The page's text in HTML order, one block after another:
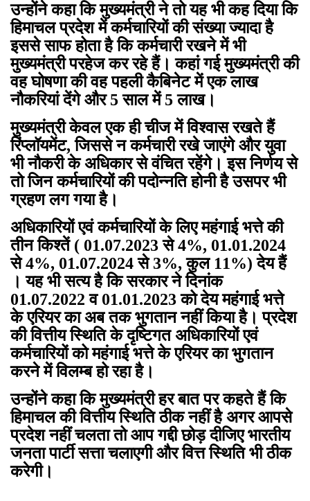
उन्होंने कहा कि मुख्यमंत्री ने तो यह भी कह दिया कि
हिमाचल प्रदेश में कर्मचारियों की संख्या ज्यादा है
इससे साफ होता है कि कर्मचारी रखने में भी
मुख्यमंत्री परहेज कर रहे हैं। कहां गई मुख्यमंत्री की
वह घोषणा की वह पहली कैबिनेट में एक लाख
नौकरियां देंगे और 5 साल में 5 लाख।
मुख्यमंत्री केवल एक ही चीज में विश्वास रखते हैं
रिंप्लॉयमेंट, जिससे न कर्मचारी रखे जाएंगे और युवा
भी नौकरी के अधिकार से वंचित रहेंगे। इस निर्णय से
तो जिन कर्मचारियों की पदोन्नति होनी है उसपर भी
ग्रहण लग गया है।
अधिकारियों एवं कर्मचारियों के लिए महंगाई भत्ते की
तीन किश्तें ( 01.07.2023 से 4%, 01.01.2024
से 4%, 01.07.2024 से 3%, कुल 11%) देय हैं
। यह भी सत्य है कि सरकार ने दिनांक
01.07.2022 व 01.01.2023 को देय महंगाई भत्ते
के एरियर का अब तक भुगतान नहीं किया है। प्रदेश
की वित्तीय स्थिति के दृष्टिगत अधिकारियों एवं
कर्मचारियों को महंगाई भत्ते के एरियर का भुगतान
करने में विलम्ब हो रहा है।
उन्होंने कहा कि मुख्यमंत्री हर बात पर कहते हैं कि
हिमाचल की वित्तीय स्थिति ठीक नहीं है अगर आपसे
प्रदेश नहीं चलता तो आप गद्दी छोड़ दीजिए भारतीय
जनता पार्टी सत्ता चलाएगी और वित्त स्थिति भी ठीक
करेगी।